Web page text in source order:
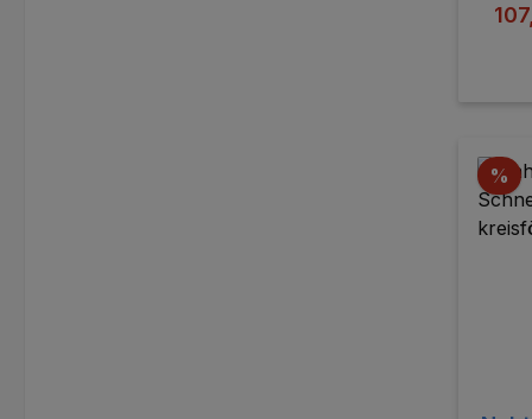
%